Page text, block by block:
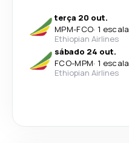
terça 20 out.
MPM-FCO· 1 escala
Ethiopian Airlines
sábado 24 out.
FCO-MPM· 1 escala
Ethiopian Airlines